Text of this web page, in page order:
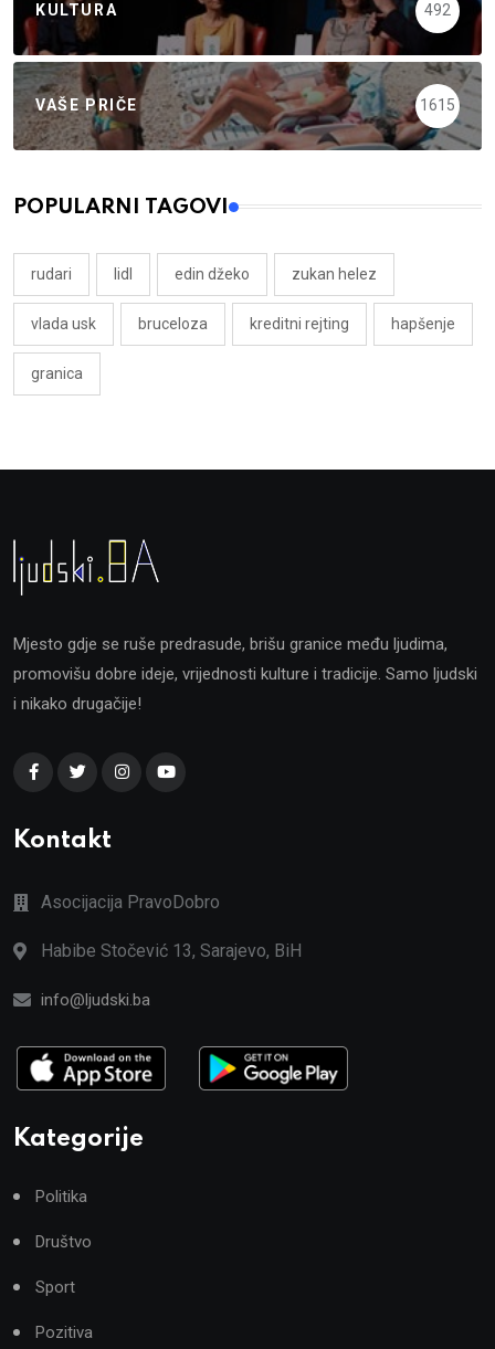
KULTURA 492
VAŠE PRIČE 1615
POPULARNI TAGOVI
rudari lidl edin džeko zukan helez
vlada usk bruceloza kreditni rejting hapšenje
granica
Mjesto gdje se ruše predrasude, brišu granice među ljudima,
promovišu dobre ideje, vrijednosti kulture i tradicije. Samo ljudski
i nikako drugačije!
Kontakt
Asocijacija PravoDobro
Habibe Stočević 13, Sarajevo, BiH
info@ljudski.ba
Kategorije
Politika
Društvo
Sport
Pozitiva